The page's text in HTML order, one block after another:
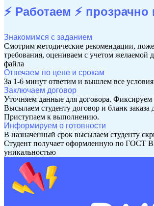
⚡ Работаем ⚡ прозрачно
Знакомимся с заданием
Смотрим методические рекомендации,
требования, оцениваем с учетом желаемой
файла
Отвечаем по цене и срокам
За 1-6 минут ответим и вышлем все условия
Заключаем договор
Уточняем данные для договора. Фиксируем
Высылаем студенту договор и бланк заказа
Приступаем к выполнению.
Информируем о готовности
В назначенный срок высылаем студенту
Студент получает оформленную по ГОСТ
уникальностью